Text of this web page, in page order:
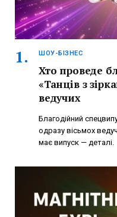
ШОУ-БІЗНЕС
Хто проведе
«Танців з
ведучих
Благодійний
одразу вісьмох
має випуск — деталі.